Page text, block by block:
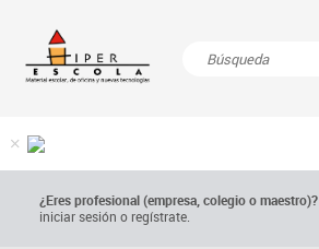
¿Eres profesional (empresa, colegio o maestro)?
iniciar sesión o regístrate.